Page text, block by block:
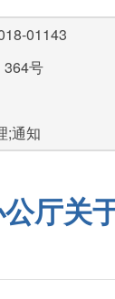
01143
364号
;通知
厅关